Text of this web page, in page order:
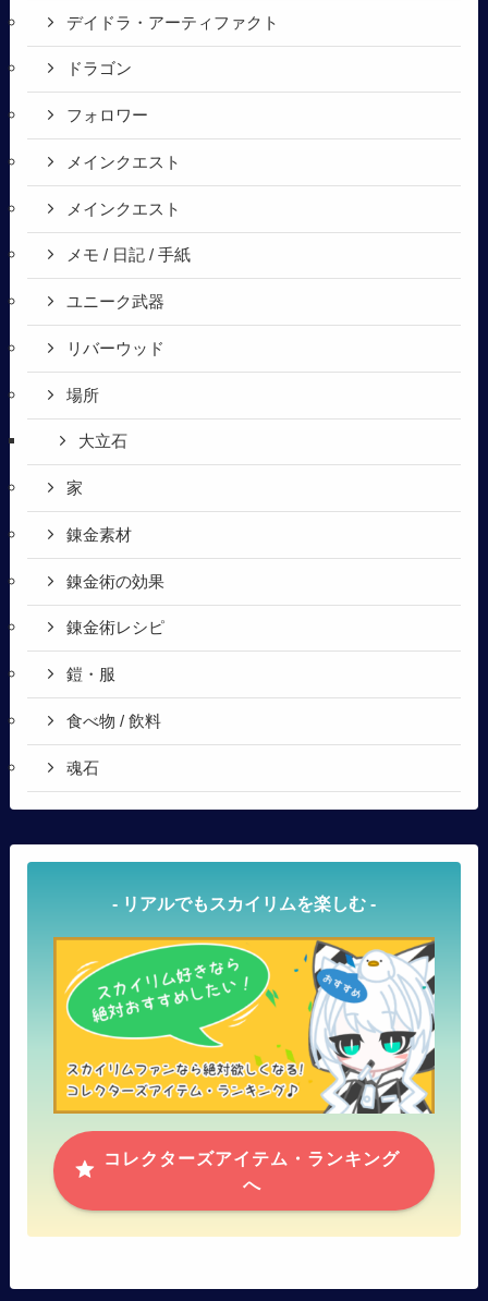
デイドラ・アーティファクト
ドラゴン
フォロワー
メインクエスト
メインクエスト
メモ / 日記 / 手紙
ユニーク武器
リバーウッド
場所
大立石
家
錬金素材
錬金術の効果
錬金術レシピ
鎧・服
食べ物 / 飲料
魂石
- リアルでもスカイリムを楽しむ -
コレクターズアイテム・ランキング
へ